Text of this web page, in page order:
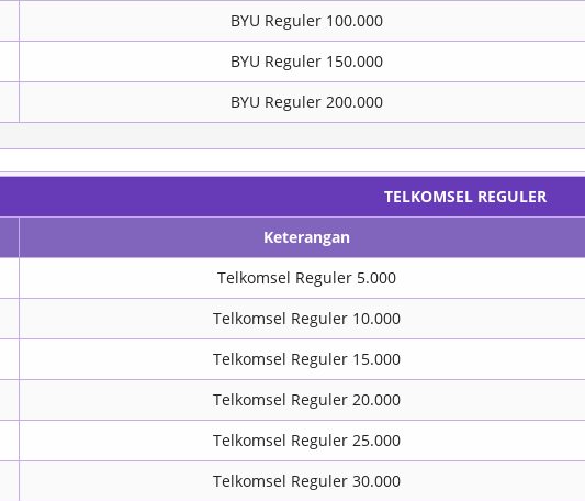
BYU Reguler 100.000
BYU Reguler 150.000
BYU Reguler 200.000
TELKOMSEL REGULER
Keterangan
Telkomsel Reguler 5.000
Telkomsel Reguler 10.000
Telkomsel Reguler 15.000
Telkomsel Reguler 20.000
Telkomsel Reguler 25.000
Telkomsel Reguler 30.000